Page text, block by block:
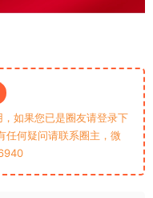
如果您已是圈友请登录下
任何疑问请联系圈主，微